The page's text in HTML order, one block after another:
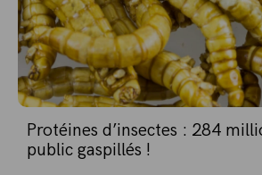
Protéines d’insectes : 284
public gaspillés !